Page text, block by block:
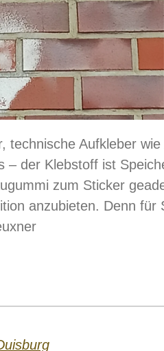
technische Aufkleber
– der Klebstoff ist
zum Sticker
anzubieten. Denn